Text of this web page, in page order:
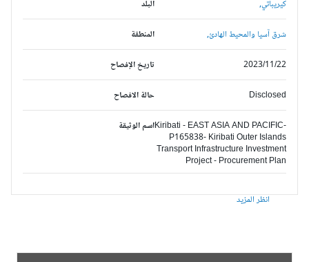
البلد كيريباتي,
المنطقة شرق آسيا والمحيط الهادئ,
تاريخ الإفصاح 2023/11/22
حالة الافصاح Disclosed
اسم الوثيقةKiribati - EAST ASIA AND PACIFIC-
P165838- Kiribati Outer Islands
Transport Infrastructure Investment
Project - Procurement Plan
انظر المزيد